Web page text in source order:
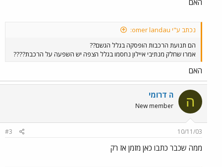
האם
נכתב ע"י omer landau:
הם תנועת הרכבות הופסקה בגלל הגשם??
אמרו שחלק מנתיבי איילון נחסמו בגלל הצפה יש השפעה על הרכבת????
האם
ה ה דרומי
New member
10/11/03
#3
ממה שכבר כתבו כאן מזמן אז רק